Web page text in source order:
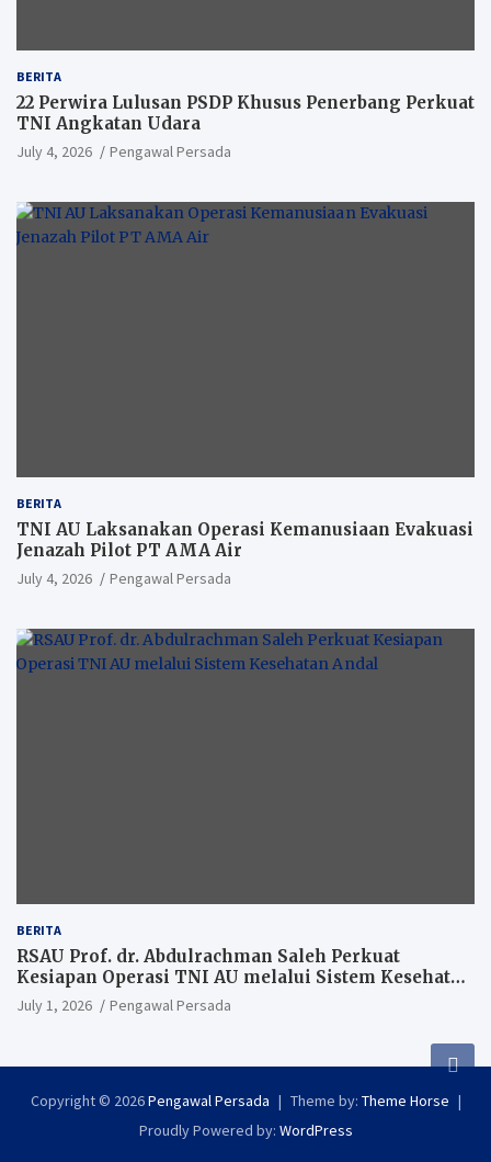
BERITA
22 Perwira Lulusan PSDP Khusus Penerbang Perkuat
TNI Angkatan Udara
July 4, 2026 Pengawal Persada
BERITA
TNI AU Laksanakan Operasi Kemanusiaan Evakuasi
Jenazah Pilot PT AMA Air
July 4, 2026 Pengawal Persada
BERITA
RSAU Prof. dr. Abdulrachman Saleh Perkuat
Kesiapan Operasi TNI AU melalui Sistem Kesehatan
Andal
July 1, 2026 Pengawal Persada
Copyright © 2026Pengawal Persada Theme by: Theme Horse
Proudly Powered by: WordPress